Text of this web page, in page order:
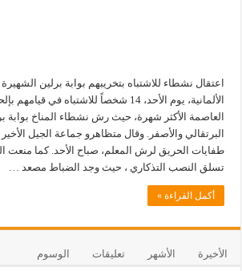
اعتقال نشطاء للاشتباه بتخريبهم بوابة برلين
الألمانية، يوم الأحد، 14 شخصاً للاشتباه في
العاصمة الأكثر شهرة، حيث رش نشطاء المناخ بوابة
البرتقالي والأصفر. وقال متظاهرو جماعة الجيل
طفايات الحريق لرش المعلم، صباح الأحد. كما منعت
تسلق النصب التذكاري ، حيث وجد الضباط مصعد …
أكمل القراءة »
الأخيرة الأشهر تعليقات الوسوم